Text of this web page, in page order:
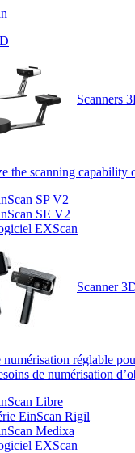
Scanners
the scanning capability
SP V2
SE V2
EXScan
Scanner
numérisation réglable
de numérisation
Libre
EinScan Rigil
Medixa
EXScan